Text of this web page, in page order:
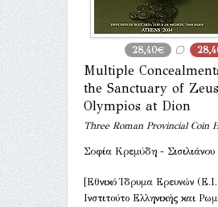
28,40€
Multiple
the Sanctuary of Zeus
Olympios at Dion
Three Roman Provincial Coin
Σοφία Κρεμύδη - Σισιλιάνου
[Εθνικό Ίδρυμα Ερευνών
Ινστιτούτο Ελληνικής και